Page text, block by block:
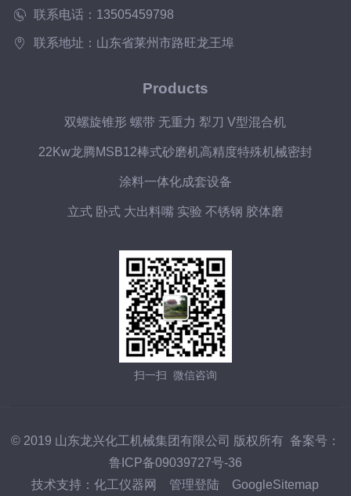
联系电话：13505459798
联系地址：山东省莱州市路旺龙王埠
Products
双螺旋锥形 螺带 无重力 犁刀 V型混合机
22Kw龙腾MSB12棒式砂磨机高精度特殊机械密封
涂料一体化成套设备
立式 卧式 大出料嘴 实验 不锈钢 胶体磨
扫一扫 微信咨询
© 2019 山东龙兴化工机械集团有限公司 版权所有 备案号：
鲁ICP备09039727号-36
技术支持：化工仪器网 管理登陆 GoogleSitemap